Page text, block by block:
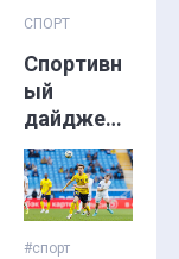
СПОРТ
Спортивн
ый
дайджест
с ТМК: 27
апреля
#спорт